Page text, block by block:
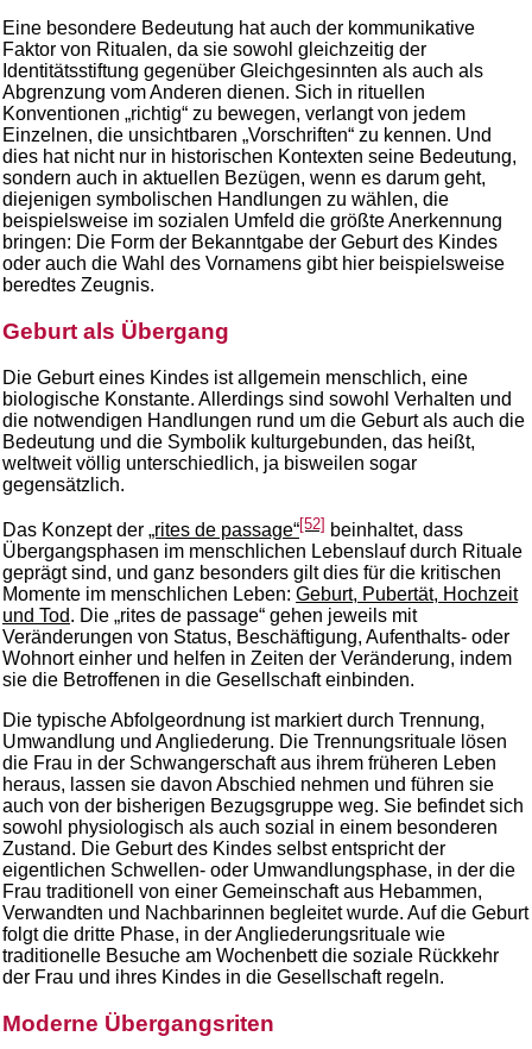
Eine besondere Bedeutung hat auch der kommunikative
Faktor von Ritualen, da sie sowohl gleichzeitig der
Identitätsstiftung gegenüber Gleichgesinnten als auch als
Abgrenzung vom Anderen dienen. Sich in rituellen
Konventionen „richtig“ zu bewegen, verlangt von jedem
Einzelnen, die unsichtbaren „Vorschriften“ zu kennen. Und
dies hat nicht nur in historischen Kontexten seine Bedeutung,
sondern auch in aktuellen Bezügen, wenn es darum geht,
diejenigen symbolischen Handlungen zu wählen, die
beispielsweise im sozialen Umfeld die größte Anerkennung
bringen: Die Form der Bekanntgabe der Geburt des Kindes
oder auch die Wahl des Vornamens gibt hier beispielsweise
beredtes Zeugnis.
Geburt als Übergang
Die Geburt eines Kindes ist allgemein menschlich, eine
biologische Konstante. Allerdings sind sowohl Verhalten und
die notwendigen Handlungen rund um die Geburt als auch die
Bedeutung und die Symbolik kulturgebunden, das heißt,
weltweit völlig unterschiedlich, ja bisweilen sogar
gegensätzlich.
Das Konzept der „rites de passage“[52] beinhaltet, dass
Übergangsphasen im menschlichen Lebenslauf durch Rituale
geprägt sind, und ganz besonders gilt dies für die kritischen
Momente im menschlichen Leben: Geburt, Pubertät, Hochzeit
und Tod. Die „rites de passage“ gehen jeweils mit
Veränderungen von Status, Beschäftigung, Aufenthalts- oder
Wohnort einher und helfen in Zeiten der Veränderung, indem
sie die Betroffenen in die Gesellschaft einbinden.
Die typische Abfolgeordnung ist markiert durch Trennung,
Umwandlung und Angliederung. Die Trennungsrituale lösen
die Frau in der Schwangerschaft aus ihrem früheren Leben
heraus, lassen sie davon Abschied nehmen und führen sie
auch von der bisherigen Bezugsgruppe weg. Sie befindet sich
sowohl physiologisch als auch sozial in einem besonderen
Zustand. Die Geburt des Kindes selbst entspricht der
eigentlichen Schwellen- oder Umwandlungsphase, in der die
Frau traditionell von einer Gemeinschaft aus Hebammen,
Verwandten und Nachbarinnen begleitet wurde. Auf die Geburt
folgt die dritte Phase, in der Angliederungsrituale wie
traditionelle Besuche am Wochenbett die soziale Rückkehr
der Frau und ihres Kindes in die Gesellschaft regeln.
Moderne Übergangsriten